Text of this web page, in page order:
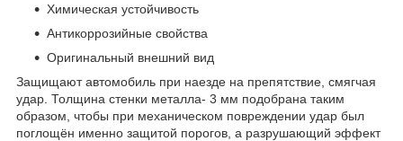
Химическая устойчивость
Антикоррозийные свойства
Оригинальный внешний вид
Защищают автомобиль при наезде на препятствие, смягчая
удар. Толщина стенки металла- 3 мм подобрана таким
образом, чтобы при механическом повреждении удар был
поглощён именно защитой порогов, а разрушающий эффект